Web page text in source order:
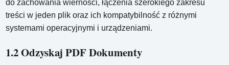
do zachowania wierności, łączenia szerokiego zakresu
treści w jeden plik oraz ich kompatybilność z różnymi
systemami operacyjnymi i urządzeniami.
1.2 Odzyskaj PDF Dokumenty